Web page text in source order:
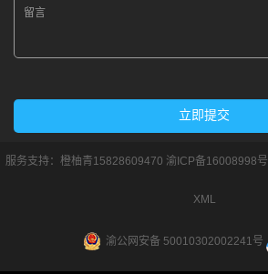
服务支持： 橙柚青15828609470 渝ICP备16008998号
XML
渝公网安备 50010302002241号